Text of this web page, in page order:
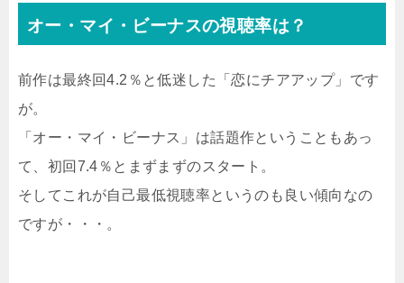
オー・マイ・ビーナスの視聴率は？
前作は最終回4.2％と低迷した「恋にチアアップ」です
が。
「オー・マイ・ビーナス」は話題作ということもあっ
て、初回7.4％とまずまずのスタート。
そしてこれが自己最低視聴率というのも良い傾向なの
ですが・・・。